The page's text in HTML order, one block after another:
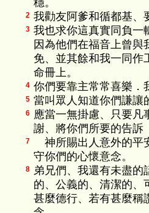
穩。
2 我勸友阿爹和循都基、
3 我也求你這真實同負一
因為他們在福音上曾與
免、並其餘和我一同作
命冊上。
4 你們要靠主常常喜樂．
5 當叫眾人知道你們謙讓
6 應當一無掛慮、只要凡
謝、將你們所要的告訴
7
神所賜出人意外的平
守你們的心懷意念。
8 弟兄們、我還有未盡的
的、公義的、清潔的、
甚麼德行、若有甚麼稱